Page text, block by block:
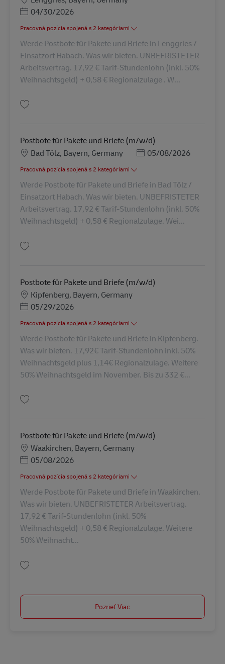
Posted Date
04/30/2026
Pracovná pozícia spojená s 2 kategóriami
Werde Postbote für Pakete und Briefe in Lenggries /
Einsatzort Habach. Was wir bieten. UNBEFRISTETER
Arbeitsvertrag. 17,92 € Tarif-Stundenlohn (inkl. 50%
Weihnachtsgeld) + 0,58 € Regionalzulage . W...
Postbote für Pakete und Briefe (m/w/d)
MiestoBad Tölz, Bayern, Germany Posted Date
05/08/2026
Pracovná pozícia spojená s 2 kategóriami
Werde Postbote für Pakete und Briefe in Bad Tölz /
Einsatzort Habach. Was wir bieten. UNBEFRISTETER
Arbeitsvertrag. 17,92 € Tarif-Stundenlohn (inkl. 50%
Weihnachtsgeld) + 0,58 € Regionalzulage. Wei...
Postbote für Pakete und Briefe (m/w/d)
MiestoKipfenberg, Bayern, Germany
Posted Date
05/29/2026
Pracovná pozícia spojená s 2 kategóriami
Werde Postbote für Pakete und Briefe in Kipfenberg.
Was wir bieten. 17,92€ Tarif-Stundenlohn inkl. 50%
Weihnachtsgeld plus 1,14€ Regionalzulage. Weitere
50% Weihnachtsgeld im November. Bis zu 332 €...
Postbote für Pakete und Briefe (m/w/d)
Miesto
Waakirchen, Bayern, Germany
Posted Date
05/08/2026
Pracovná pozícia spojená s 2 kategóriami
Werde Postbote für Pakete und Briefe in Waakirchen.
Was wir bieten. UNBEFRISTETER Arbeitsvertrag.
17,92 € Tarif-Stundenlohn (inkl. 50%
Weihnachtsgeld) + 0,58 € Regionalzulage. Weitere
50% Weihnacht...
Pozrieť Viac